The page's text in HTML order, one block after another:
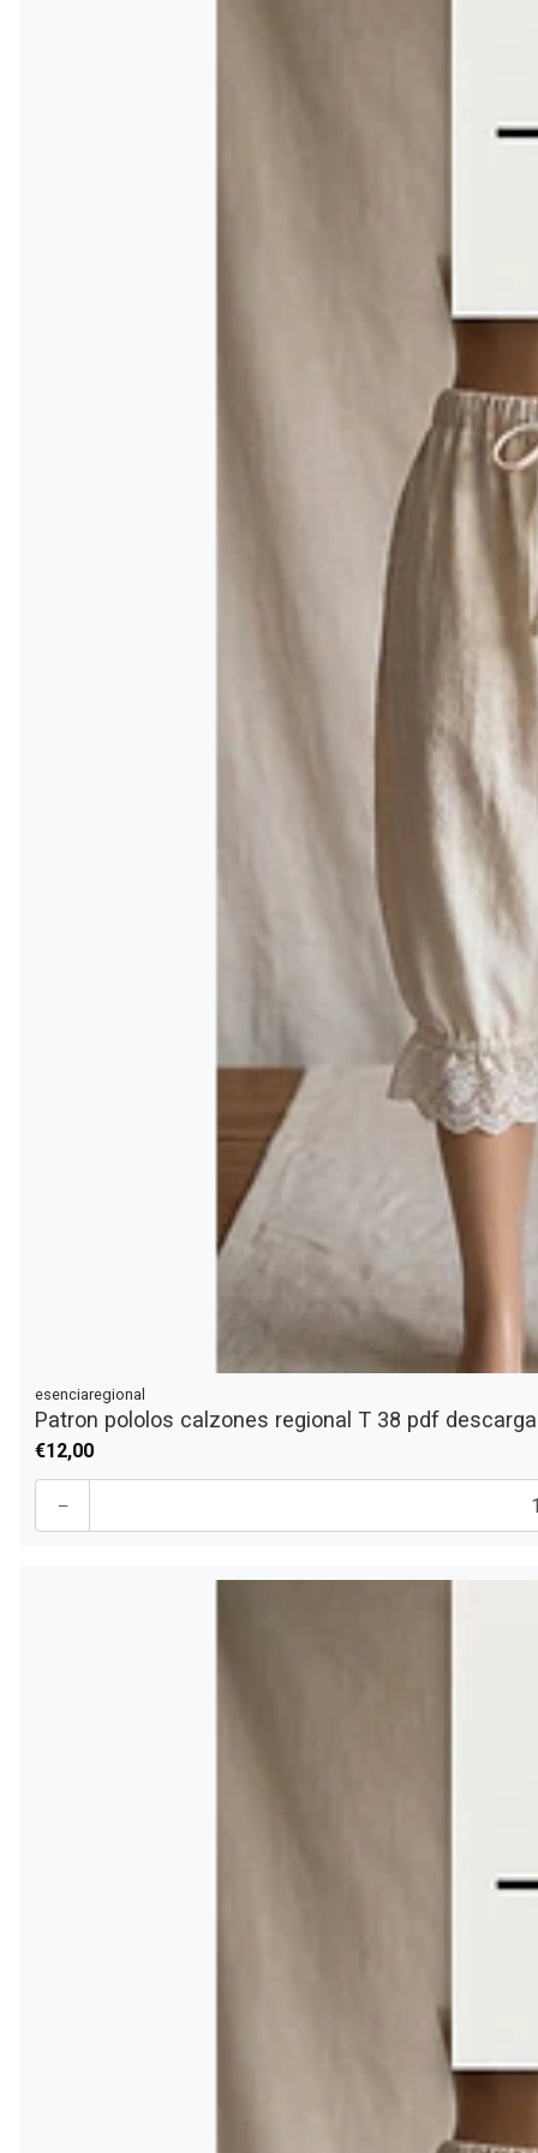
esenciaregional
Patron pololos calzones regional T 38 pdf descarga
€12,00
-